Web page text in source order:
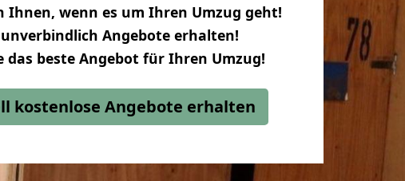
Ihnen, wenn es um Ihren Umzug geht!
Angebote erhalten!
das beste Angebot für Ihren Umzug!
kostenlose Angebote erhalten